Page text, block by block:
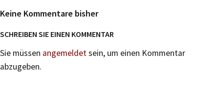
Keine Kommentare bisher
SCHREIBEN SIE EINEN KOMMENTAR
Sie müssen angemeldetsein, um einen Kommentar
abzugeben.